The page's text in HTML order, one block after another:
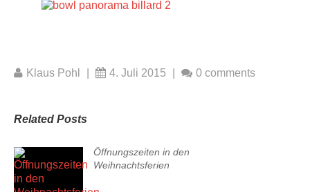
Klaus Pohl 4. Juli 2015 0 comments
Related Posts
Öffnungszeiten in den
Weihnachtsferien